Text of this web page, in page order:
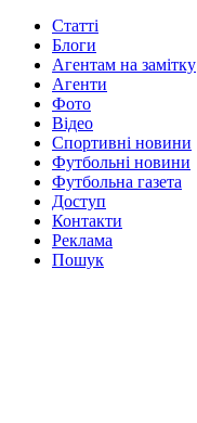
Статті
Блоги
Агентам на замітку
Агенти
Фото
Відео
Спортивні новини
Футбольні новини
Футбольна газета
Доступ
Контакти
Реклама
Пошук